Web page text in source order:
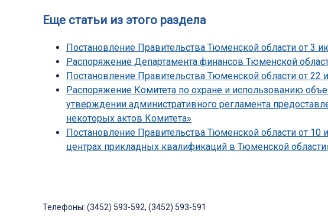
Еще статьи из этого раздела
Постановление Правительства Тюменской области от 3
Распоряжение Департамента финансов Тюменской
Постановление Правительства Тюменской области от
Распоряжение Комитета по охране и использованию
утверждении административного регламента
некоторых актов Комитета»
Постановление Правительства Тюменской области от
центрах прикладных квалификаций в Тюменской
Телефоны: (3452) 593-592, (3452) 593-591